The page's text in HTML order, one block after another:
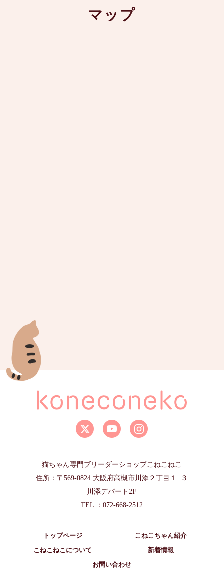
マップ
猫ちゃん専門ブリーダーショップこねこねこ
住所：〒569-0824 大阪府高槻市川添２丁目１−３
川添デパート2F
TEL ：072-668-2512
トップページ こねこちゃん紹介
こねこねこについて 新着情報
お問い合わせ